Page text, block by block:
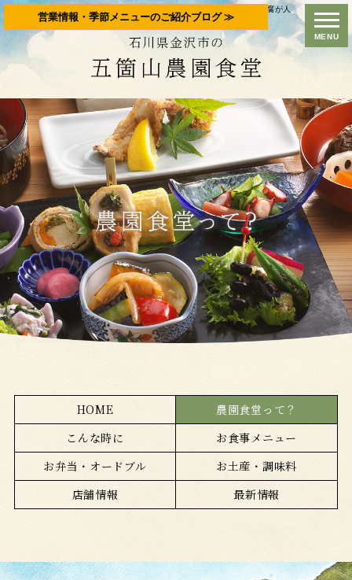
石川県金沢市で農薬不使用栽培の野菜を使った食事なら。手作り豆腐が人
HOME
農園食堂って？
こんな時に
お食事メニュー
お弁当・オードブル
お土産・調味料
店舗情報
最新情報
営業情報・季節メニューのご紹介ブログ ≫